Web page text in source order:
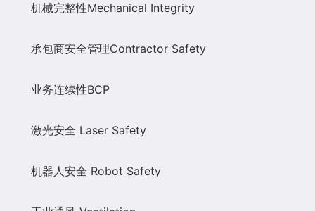
机械完整性Mechanical Integrity
承包商安全管理Contractor Safety
业务连续性BCP
激光安全 Laser Safety
机器人安全 Robot Safety